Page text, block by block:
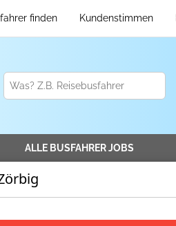
finden Kundenstimmen
ALLE BUSFAHRERJOBS